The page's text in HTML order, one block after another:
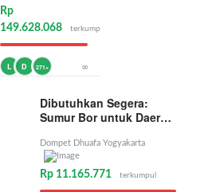
Rp
149.628.068
terkumpul
L D 271+ ∞
Dibutuhkan Segera:
Sumur Bor untuk Daerah
Dompet Dhuafa Yogyakarta
Rp 11.165.771 terkumpul